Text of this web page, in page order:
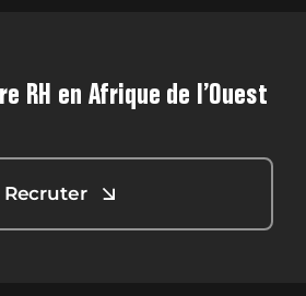
RH en Afrique de l’Ouest
Recruter